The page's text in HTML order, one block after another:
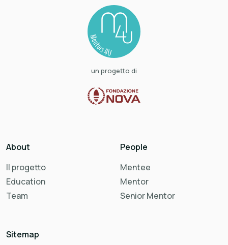
un progetto di
About
Il progetto
Education
Team
People
Mentee
Mentor
Senior Mentor
Sitemap